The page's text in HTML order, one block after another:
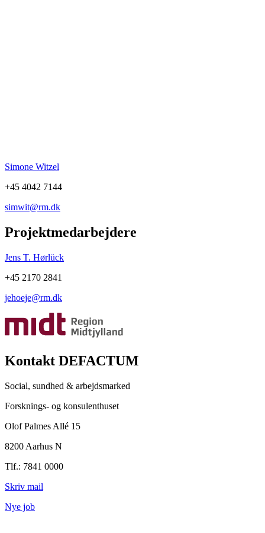
Simone Witzel
+45 4042 7144
simwit@rm.dk
Projektmedarbejdere
Jens T. Hørlück
+45 2170 2841
jehoeje@rm.dk
Kontakt DEFACTUM
Social, sundhed & arbejdsmarked
Forsknings- og konsulenthuset
Olof Palmes Allé 15
8200 Aarhus N
Tlf.: 7841 0000
Skriv mail
Nye job